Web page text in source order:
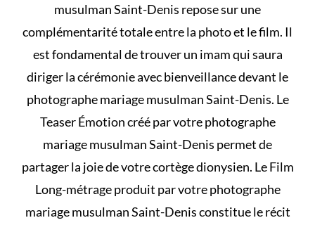
musulman Saint-Denis repose sur une
complémentarité totale entre la photo et le film. Il
est fondamental detrouver un imamqui saura
diriger la cérémonie avec bienveillance devant le
photographe mariage musulman Saint-Denis. Le
Teaser Émotion créé par votre photographe
mariage musulman Saint-Denis permet de
partager la joie de votre cortège dionysien. Le Film
Long-métrage produit par votre photographe
mariage musulman Saint-Denis constitue le récit